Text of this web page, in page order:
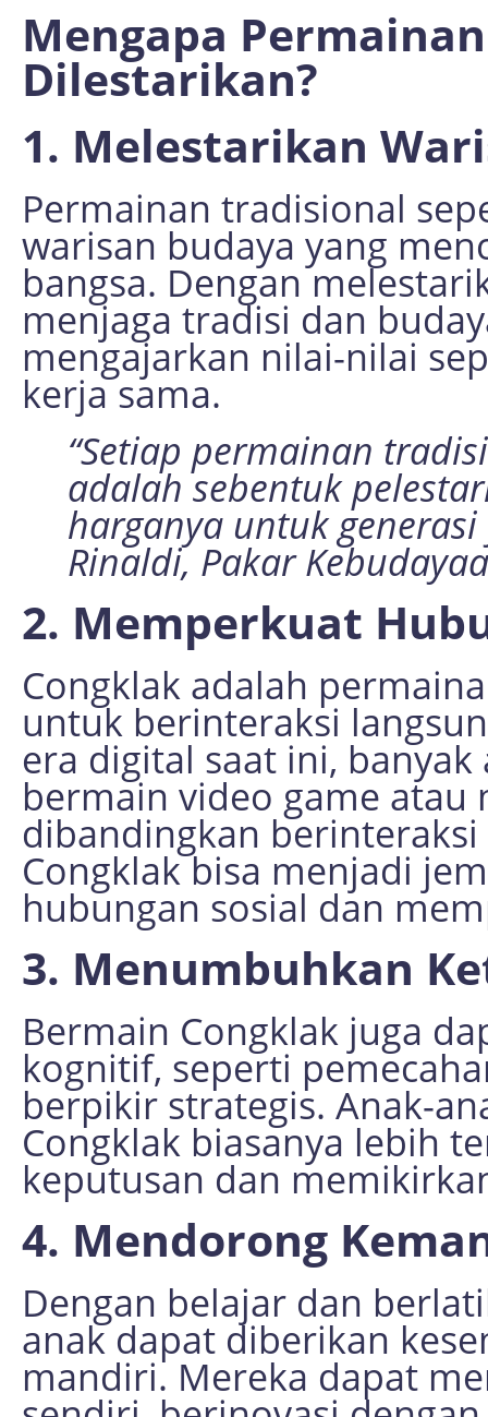
Mengapa
Dilestarikan?
1. Melestarikan
Permainan tradisional
warisan budaya yang
bangsa. Dengan
menjaga tradisi dan
mengajarkan nilai-nilai
kerja sama.
“Setiap permainan
adalah sebentuk
harganya untuk
Rinaldi, Pakar
2. Memperkuat
Congklak adalah
untuk berinteraksi
era digital saat ini,
bermain video game atau
dibandingkan
Congklak bisa menjadi
hubungan sosial dan
3. Menumbuhkan
Bermain Congklak juga
kognitif, seperti
berpikir strategis. Anak-
Congklak biasanya lebih
keputusan dan
4. Mendorong
Dengan belajar dan
anak dapat diberikan
mandiri. Mereka dapat